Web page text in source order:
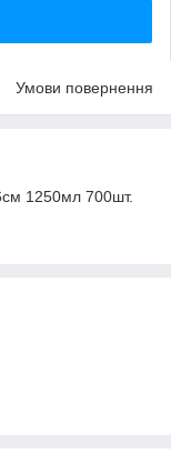
Умови повернення
1250мл 700шт.